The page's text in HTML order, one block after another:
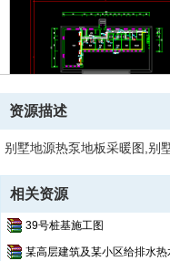
资源描述
别墅地源热泵地板采暖图,别
相关资源
39号桩基施工图
某高层建筑及某小区给排水热